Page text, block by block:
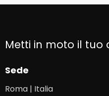
Metti in moto il
Sede
Roma | Italia